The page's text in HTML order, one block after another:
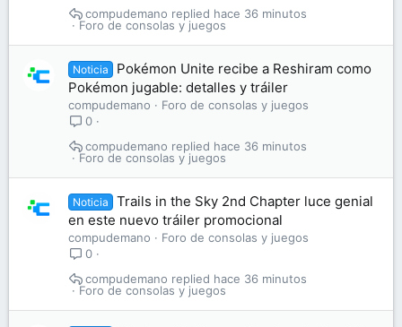
Foro de consolas y juegos
hace 36 minutos
compudemano
Noticia
Pokémon Unite recibe a Reshiram como
Pokémon jugable: detalles y tráiler
compudemano
Foro de consolas y juegos
0
Foro de consolas y juegos
hace 36 minutos
compudemano
Noticia
Trails in the Sky 2nd Chapter luce genial
en este nuevo tráiler promocional
compudemano
Foro de consolas y juegos
0
Foro de consolas y juegos
hace 36 minutos
compudemano